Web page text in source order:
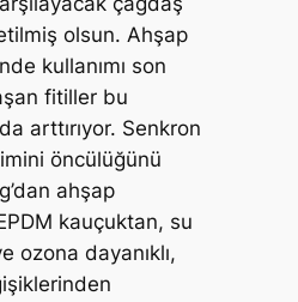
olsun. Ahşap
kullanımı son
fitiller bu
arttırıyor. Senkron
öncülüğünü
ahşap
kauçuktan, su
ozona dayanıklı,